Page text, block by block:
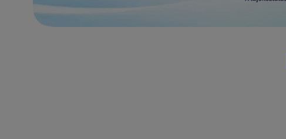
(új oldalon nyílik meg)